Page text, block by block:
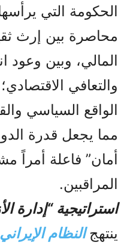
الحكومة التي
محاصرة بين إرث
المالي، وبين وعود
والتعافي
الواقع السياسي
مما يجعل قدرة
أمان” فاعلة أمراً
المراقبين.
استراتيجية “إدارة
ينتهجالنظام الإيراني